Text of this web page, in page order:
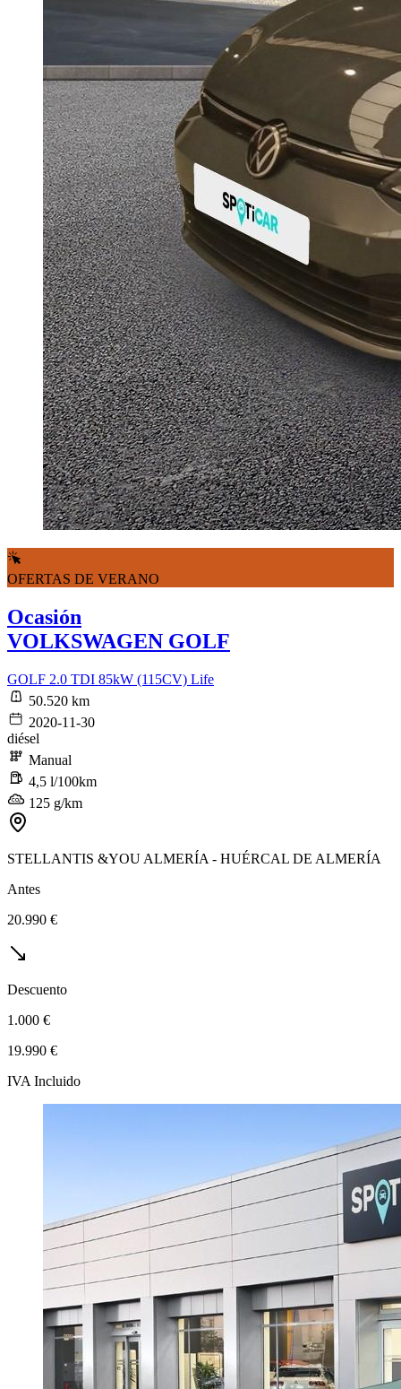
OFERTAS DE VERANO
Ocasión
VOLKSWAGEN GOLF
GOLF 2.0 TDI 85kW (115CV) Life
50.520 km
2020-11-30
diésel
Manual
4,5 l/100km
125 g/km
STELLANTIS &YOU ALMERÍA - HUÉRCAL DE ALMERÍA
Antes
20.990 €
Descuento
1.000 €
19.990 €
IVA Incluido